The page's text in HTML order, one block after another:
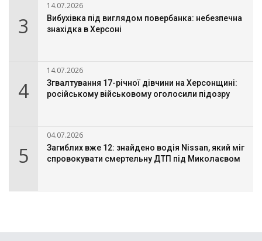
3
14.07.2026
Вибухівка під виглядом повербанка: небезпечна
знахідка в Херсоні
4
14.07.2026
Згвалтування 17-річної дівчини на Херсонщині:
російському військовому оголосили підозру
5
04.07.2026
Загиблих вже 12: знайдено водія Nissan, який міг
спровокувати смертельну ДТП під Миколаєвом